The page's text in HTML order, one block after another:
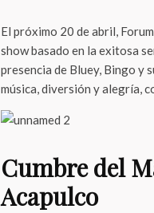
El próximo 20 de abril,
show basado en la exitosa
presencia de Bluey, Bingo y
música, diversión y alegría,
Cumbre del
Acapulco